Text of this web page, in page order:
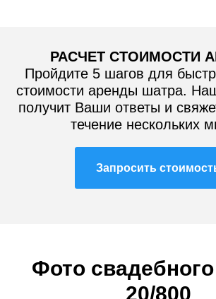
РАСЧЕТ СТОИМОСТИ
Пройдите 5 шагов для
стоимости аренды шатра.
получит Ваши ответы и
течение нескольких
Запросить
Фото свадебного
20/800